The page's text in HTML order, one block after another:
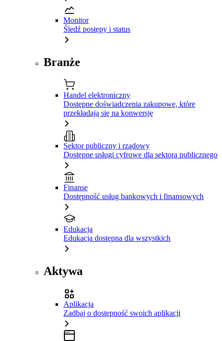
Monitor
Śledź postępy i status
Branże
Handel elektroniczny
Dostępne doświadczenia zakupowe, które
przekładają się na konwersję
Sektor publiczny i rządowy
Dostępne usługi cyfrowe dla sektora publicznego
Finanse
Dostępność usług bankowych i finansowych
Edukacja
Edukacja dostępna dla wszystkich
Aktywa
Aplikacja
Zadbaj o dostępność swoich aplikacji